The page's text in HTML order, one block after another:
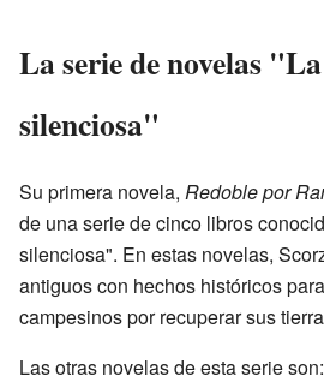
La serie de novelas
silenciosa"
Su primera novela, Redoble por
de una serie de cinco libros
silenciosa". En estas novelas,
antiguos con hechos históricos
campesinos por recuperar sus
Las otras novelas de esta serie son: